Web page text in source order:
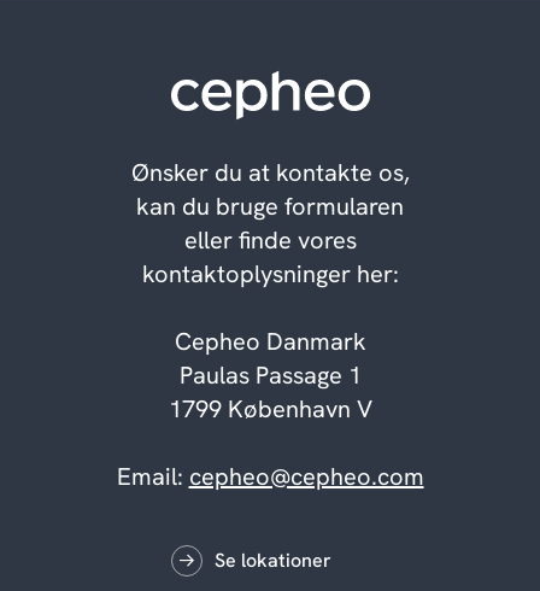
Ønsker du at kontakte os,
kan du bruge formularen
eller finde vores
kontaktoplysninger her:
Cepheo Danmark
Paulas Passage 1
1799 København V
Email: cepheo@cepheo.com
Se lokationer